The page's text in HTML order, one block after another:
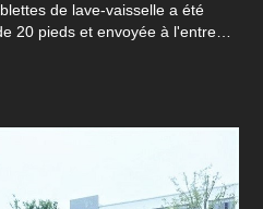
de lave-vaisselle a été
20 pieds et envoyée à l'entrep?t